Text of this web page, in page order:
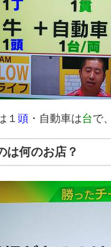
１ 頭 ・自動車は台で、
は何のお店？